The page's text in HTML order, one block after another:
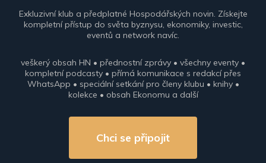
Exkluzivní klub a předplatné Hospodářských novin. Získejte
kompletní přístup do světa byznysu, ekonomiky, investic,
eventů a network navíc.
veškerý obsah HN • přednostní zprávy • všechny eventy •
kompletní podcasty • přímá komunikace s redakcí přes
WhatsApp • speciální setkání pro členy klubu • knihy •
kolekce • obsah Ekonomu a další
Chci se připojit